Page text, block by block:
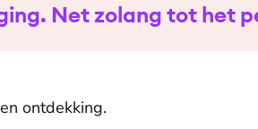
Net zolang tot het
ontdekking.